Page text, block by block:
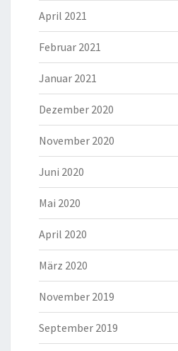
April 2021
Februar 2021
Januar 2021
Dezember 2020
November 2020
Juni 2020
Mai 2020
April 2020
März 2020
November 2019
September 2019